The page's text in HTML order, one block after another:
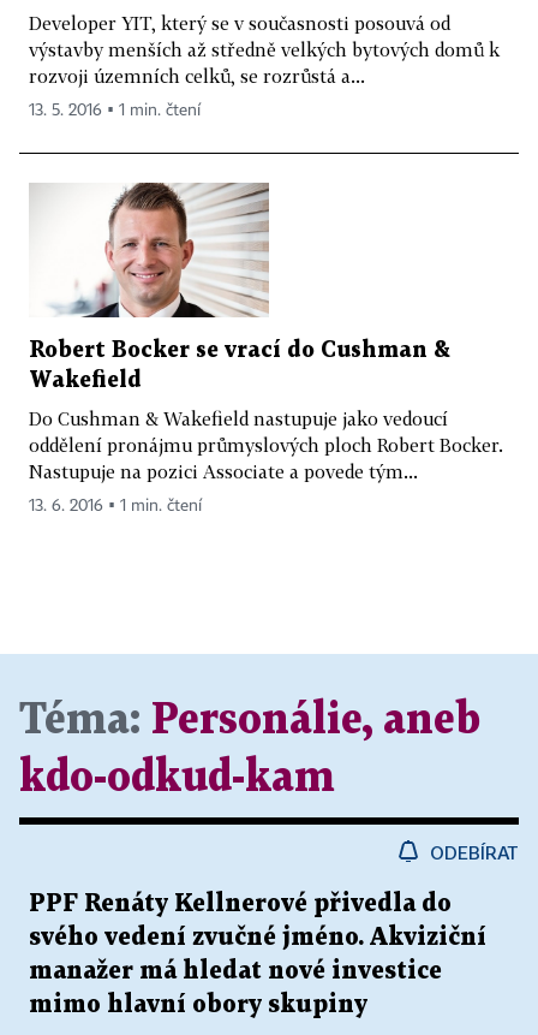
Developer YIT, který se v současnosti posouvá od
výstavby menších až středně velkých bytových domů k
rozvoji územních celků, se rozrůstá a...
13. 5. 2016 ▪ 1 min. čtení
Robert Bocker se vrací do Cushman &
Wakefield
Do Cushman & Wakefield nastupuje jako vedoucí
oddělení pronájmu průmyslových ploch Robert Bocker.
Nastupuje na pozici Associate a povede tým...
13. 6. 2016 ▪ 1 min. čtení
Téma: Personálie, aneb
kdo-odkud-kam
ODEBÍRAT
PPF Renáty Kellnerové přivedla do
svého vedení zvučné jméno. Akviziční
manažer má hledat nové investice
mimo hlavní obory skupiny